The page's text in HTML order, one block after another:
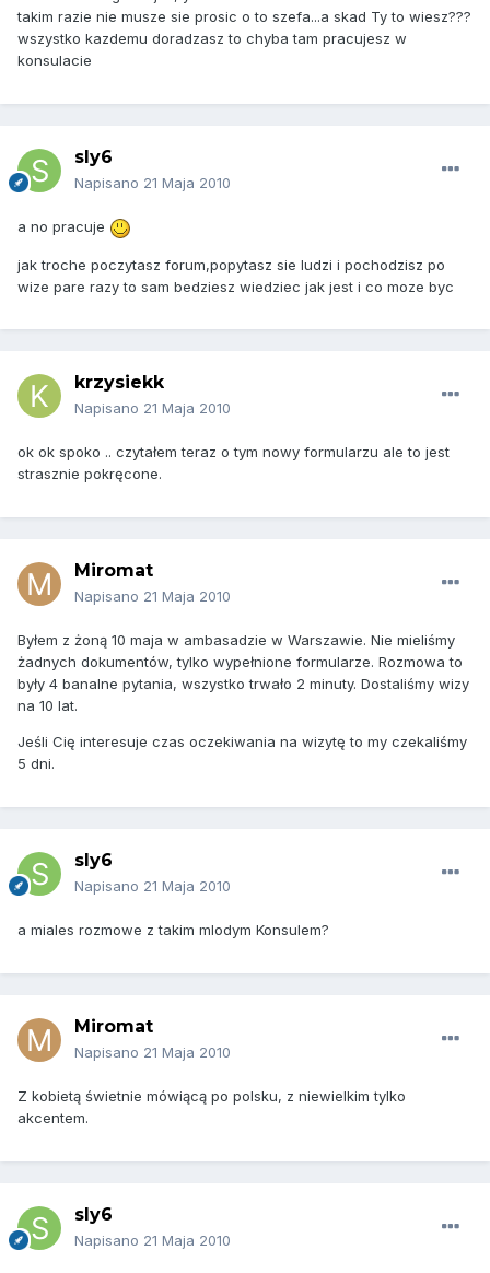
takim razie nie musze sie prosic o to szefa...a skad Ty to wiesz???
wszystko kazdemu doradzasz to chyba tam pracujesz w
konsulacie
sly6
Napisano 21 Maja 2010
a no pracuje
jak troche poczytasz forum,popytasz sie ludzi i pochodzisz po
wize pare razy to sam bedziesz wiedziec jak jest i co moze byc
krzysiekk
Napisano 21 Maja 2010
ok ok spoko .. czytałem teraz o tym nowy formularzu ale to jest
strasznie pokręcone.
Miromat
Napisano 21 Maja 2010
Byłem z żoną 10 maja w ambasadzie w Warszawie. Nie mieliśmy
żadnych dokumentów, tylko wypełnione formularze. Rozmowa to
były 4 banalne pytania, wszystko trwało 2 minuty. Dostaliśmy wizy
na 10 lat.
Jeśli Cię interesuje czas oczekiwania na wizytę to my czekaliśmy
5 dni.
sly6
Napisano 21 Maja 2010
a miales rozmowe z takim mlodym Konsulem?
Miromat
Napisano 21 Maja 2010
Z kobietą świetnie mówiącą po polsku, z niewielkim tylko
akcentem.
sly6
Napisano 21 Maja 2010